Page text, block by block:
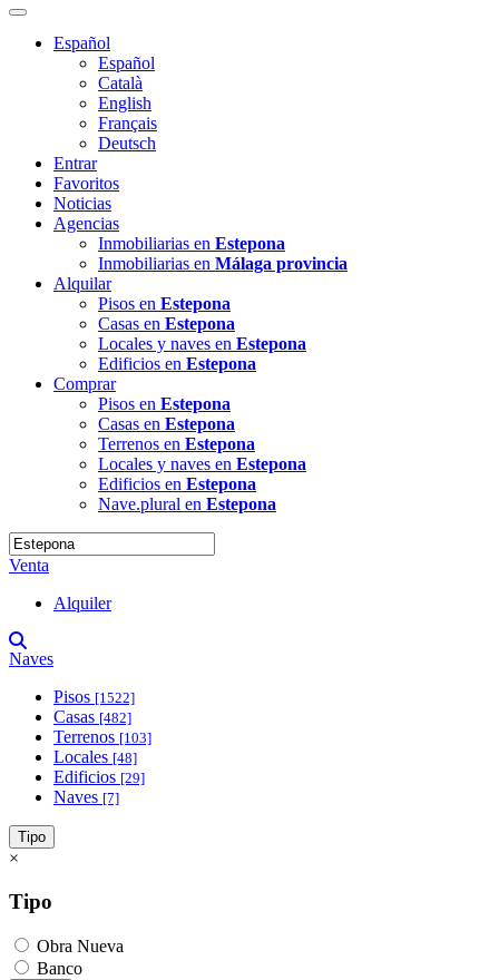
Español
Español
Català
English
Français
Deutsch
Entrar
Favoritos
Noticias
Agencias
Inmobiliarias en Estepona
Inmobiliarias en Málaga provincia
Alquilar
Pisos en Estepona
Casas en Estepona
Locales y naves en Estepona
Edificios en Estepona
Comprar
Pisos en Estepona
Casas en Estepona
Terrenos en Estepona
Locales y naves en Estepona
Edificios en Estepona
Nave.plural en Estepona
Venta
Alquiler
Naves
Pisos [1522]
Casas [482]
Terrenos [103]
Locales [48]
Edificios [29]
Naves [7]
Tipo
×
Tipo
Obra Nueva
Banco